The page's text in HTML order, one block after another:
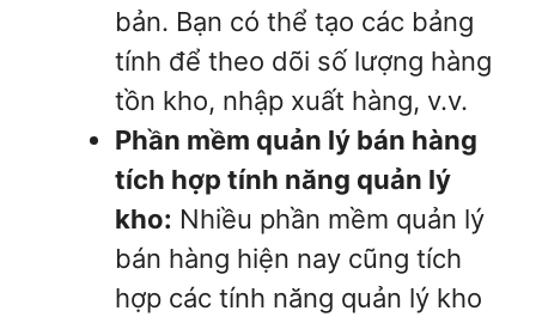
bản. Bạn có thể tạo các bảng
tính để theo dõi số lượng hàng
tồn kho, nhập xuất hàng, v.v.
Phần mềm quản lý bán hàng
tích hợp tính năng quản lý
kho: Nhiều phần mềm quản lý
bán hàng hiện nay cũng tích
hợp các tính năng quản lý kho